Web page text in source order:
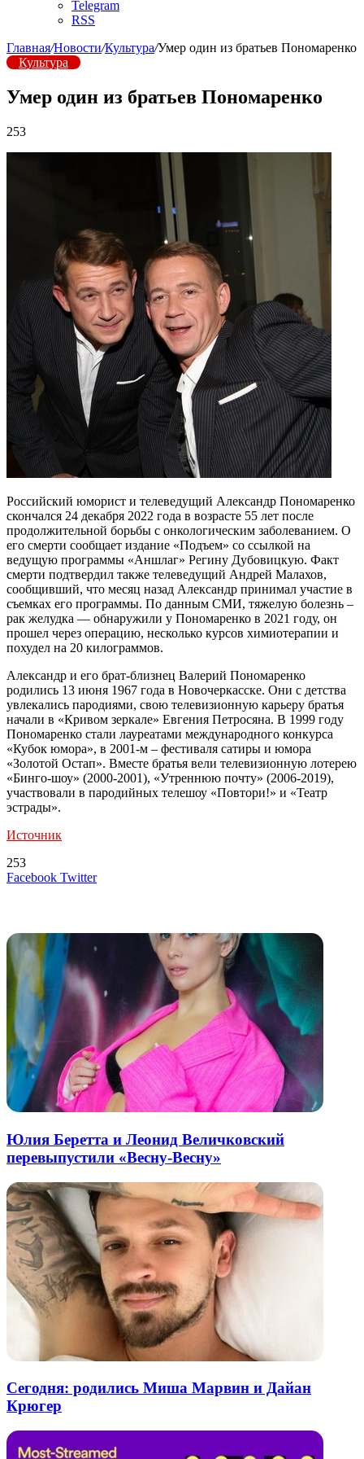
Telegram
RSS
Главная/Новости/Культура/Умер один из братьев Пономаренко
Культура
Умер один из братьев Пономаренко
253
Российский юморист и телеведущий Александр Пономаренко
скончался 24 декабря 2022 года в возрасте 55 лет после
продолжительной борьбы с онкологическим заболеванием. О
его смерти сообщает издание «Подъем» со ссылкой на
ведущую программы «Аншлаг» Регину Дубовицкую. Факт
смерти подтвердил также телеведущий Андрей Малахов,
сообщивший, что месяц назад Александр принимал участие в
съемках его программы. По данным СМИ, тяжелую болезнь –
рак желудка — обнаружили у Пономаренко в 2021 году, он
прошел через операцию, несколько курсов химиотерапии и
похудел на 20 килограммов.
Александр и его брат-близнец Валерий Пономаренко
родились 13 июня 1967 года в Новочеркасске. Они с детства
увлекались пародиями, свою телевизионную карьеру братья
начали в «Кривом зеркале» Евгения Петросяна. В 1999 году
Пономаренко стали лауреатами международного конкурса
«Кубок юмора», в 2001-м – фестиваля сатиры и юмора
«Золотой Остап». Вместе братья вели телевизионную лотерею
«Бинго-шоу» (2000-2001), «Утреннюю почту» (2006-2019),
участвовали в пародийных телешоу «Повтори!» и «Театр
эстрады».
Источник
253
Facebook TwitterLinkedIn
Tumblr
Reddit
Вконтакте
Одноклассники
Skype
Messenger
Messenger
WhatsApp
Telegram
Viber
Line
Поделиться
Печатать
Юлия Беретта и Леонид Величковский
перевыпустили «Весну-Весну»
Сегодня: родились Миша Марвин и Дайан
Крюгер